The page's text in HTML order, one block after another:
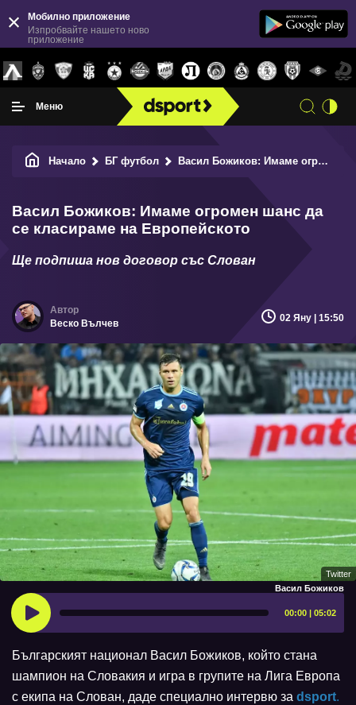
Мобилно приложение
Изпробвайте нашето ново
приложение
Меню
Начало БГ футбол Васил Божиков: Имаме огромен шанс да се класираме на Европейското
Васил Божиков: Имаме огромен шанс да
се класираме на Европейското
Ще подпиша нов договор със Слован
Веско Вълчев 02 Яну | 15:50
Twitter
Васил Божиков
00:00 | 05:02
Българският национал Васил Божиков, който стана
шампион на Словакия и игра в групите на Лига Европа
с екипа на Слован, даде специално интервю за dsport.